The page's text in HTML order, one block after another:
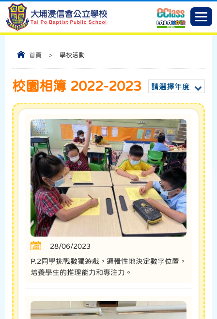
首頁 > 學校活動
校園相簿 2022-2023 請選擇年度
28/06/2023
P.2同學挑戰數獨遊戲，邏輯性地決定數字位置，
培養學生的推理能力和專注力。